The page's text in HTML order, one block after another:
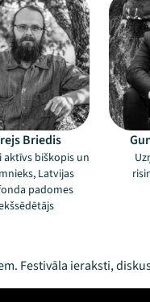
Briedis
aktīvs biškopis un
Latvijas
padomes
Festivāla ieraksti,